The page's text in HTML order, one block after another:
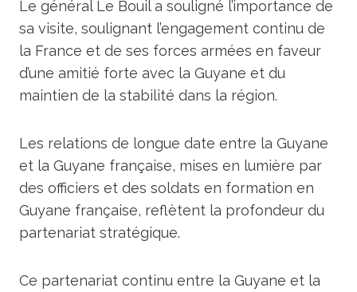
Le général Le Bouil a souligné l’importance de
sa visite, soulignant l’engagement continu de
la France et de ses forces armées en faveur
d’une amitié forte avec la Guyane et du
maintien de la stabilité dans la région.
Les relations de longue date entre la Guyane
et la Guyane française, mises en lumière par
des officiers et des soldats en formation en
Guyane française, reflètent la profondeur du
partenariat stratégique.
Ce partenariat continu entre la Guyane et la